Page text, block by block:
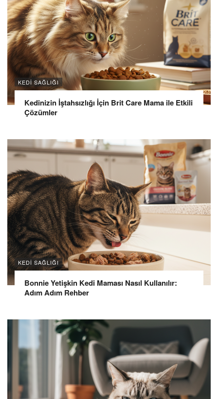
KEDI SAĞLIĞI
Kedinizin İştahsızlığı İçin Brit Care Mama ile Etkili
Çözümler
KEDI SAĞLIĞI
Bonnie Yetişkin Kedi Maması Nasıl Kullanılır:
Adım Adım Rehber